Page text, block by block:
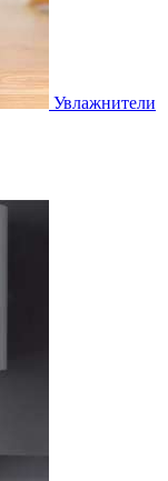
Увлажнители